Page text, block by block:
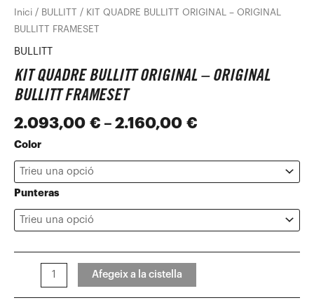
Inici / BULLITT / KIT QUADRE BULLITT ORIGINAL – ORIGINAL
BULLITT FRAMESET
BULLITT
KIT QUADRE BULLITT ORIGINAL – ORIGINAL
BULLITT FRAMESET
2.093,00 € – 2.160,00 €
Color
Punteras
Afegeix a la cistella